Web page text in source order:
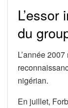
L’essor
du
L’année
nigérian.
En juillet,